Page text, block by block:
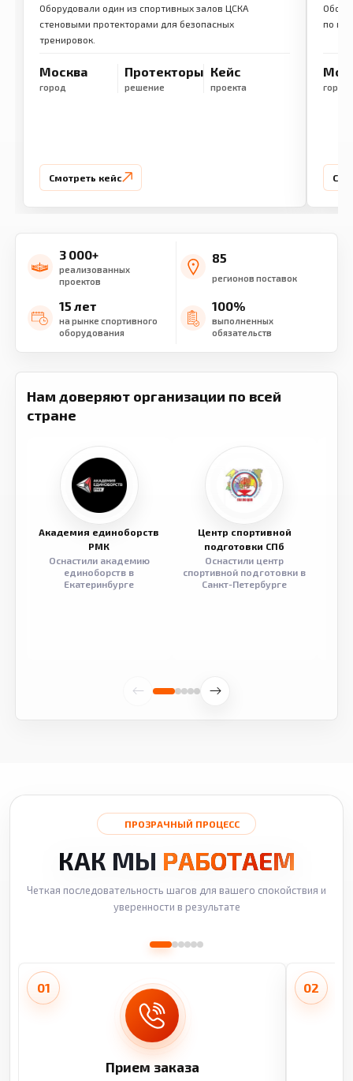
Оборудовали один из спортивных залов ЦСКА
стеновыми протекторами для безопасных
тренировок.
Москва
город
Протекторы
решение
Кейс
проекта
Смотреть кейс
по
город
3 000+
реализованных
проектов
85
регионов поставок
15 лет
на рынке спортивного
оборудования
100%
выполненных
обязательств
Нам доверяют организации по всей
стране
Академия единоборств
РМК
Оснастили академию
единоборств в
Екатеринбурге
Центр спортивной
подготовки СПб
Оснастили центр
спортивной подготовки в
Санкт-Петербурге
ПРОЗРАЧНЫЙ ПРОЦЕСС
КАК МЫ РАБОТАЕМ
Четкая последовательность шагов для вашего спокойствия и
уверенности в результате
01
Прием заказа
02